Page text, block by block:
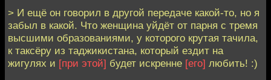
> И ещё он говорил в другой передаче какой-то, но я
забыл в какой. Что женщина уйдёт от парня с тремя
высшими образованиями, у которого крутая тачила,
к таксёру из таджикистана, который ездит на
жигулях и [при этой] будет искренне [его] любить! :)